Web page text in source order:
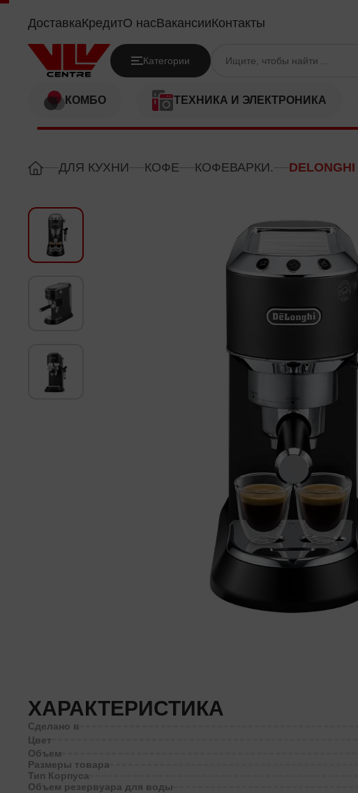
DELONGHI EC685.BK
ДоставкаКредитО насВакансииКонтакты
Категории
КОМБО ТЕХНИКА И ЭЛЕКТРОНИКА
ДЛЯ КУХНИ КОФЕ КОФЕВАРКИ.
ХАРАКТЕРИСТИКА
Сделано в
Цвет
Объем
Размеры товара
Тип Корпуса
Объем резервуара для воды